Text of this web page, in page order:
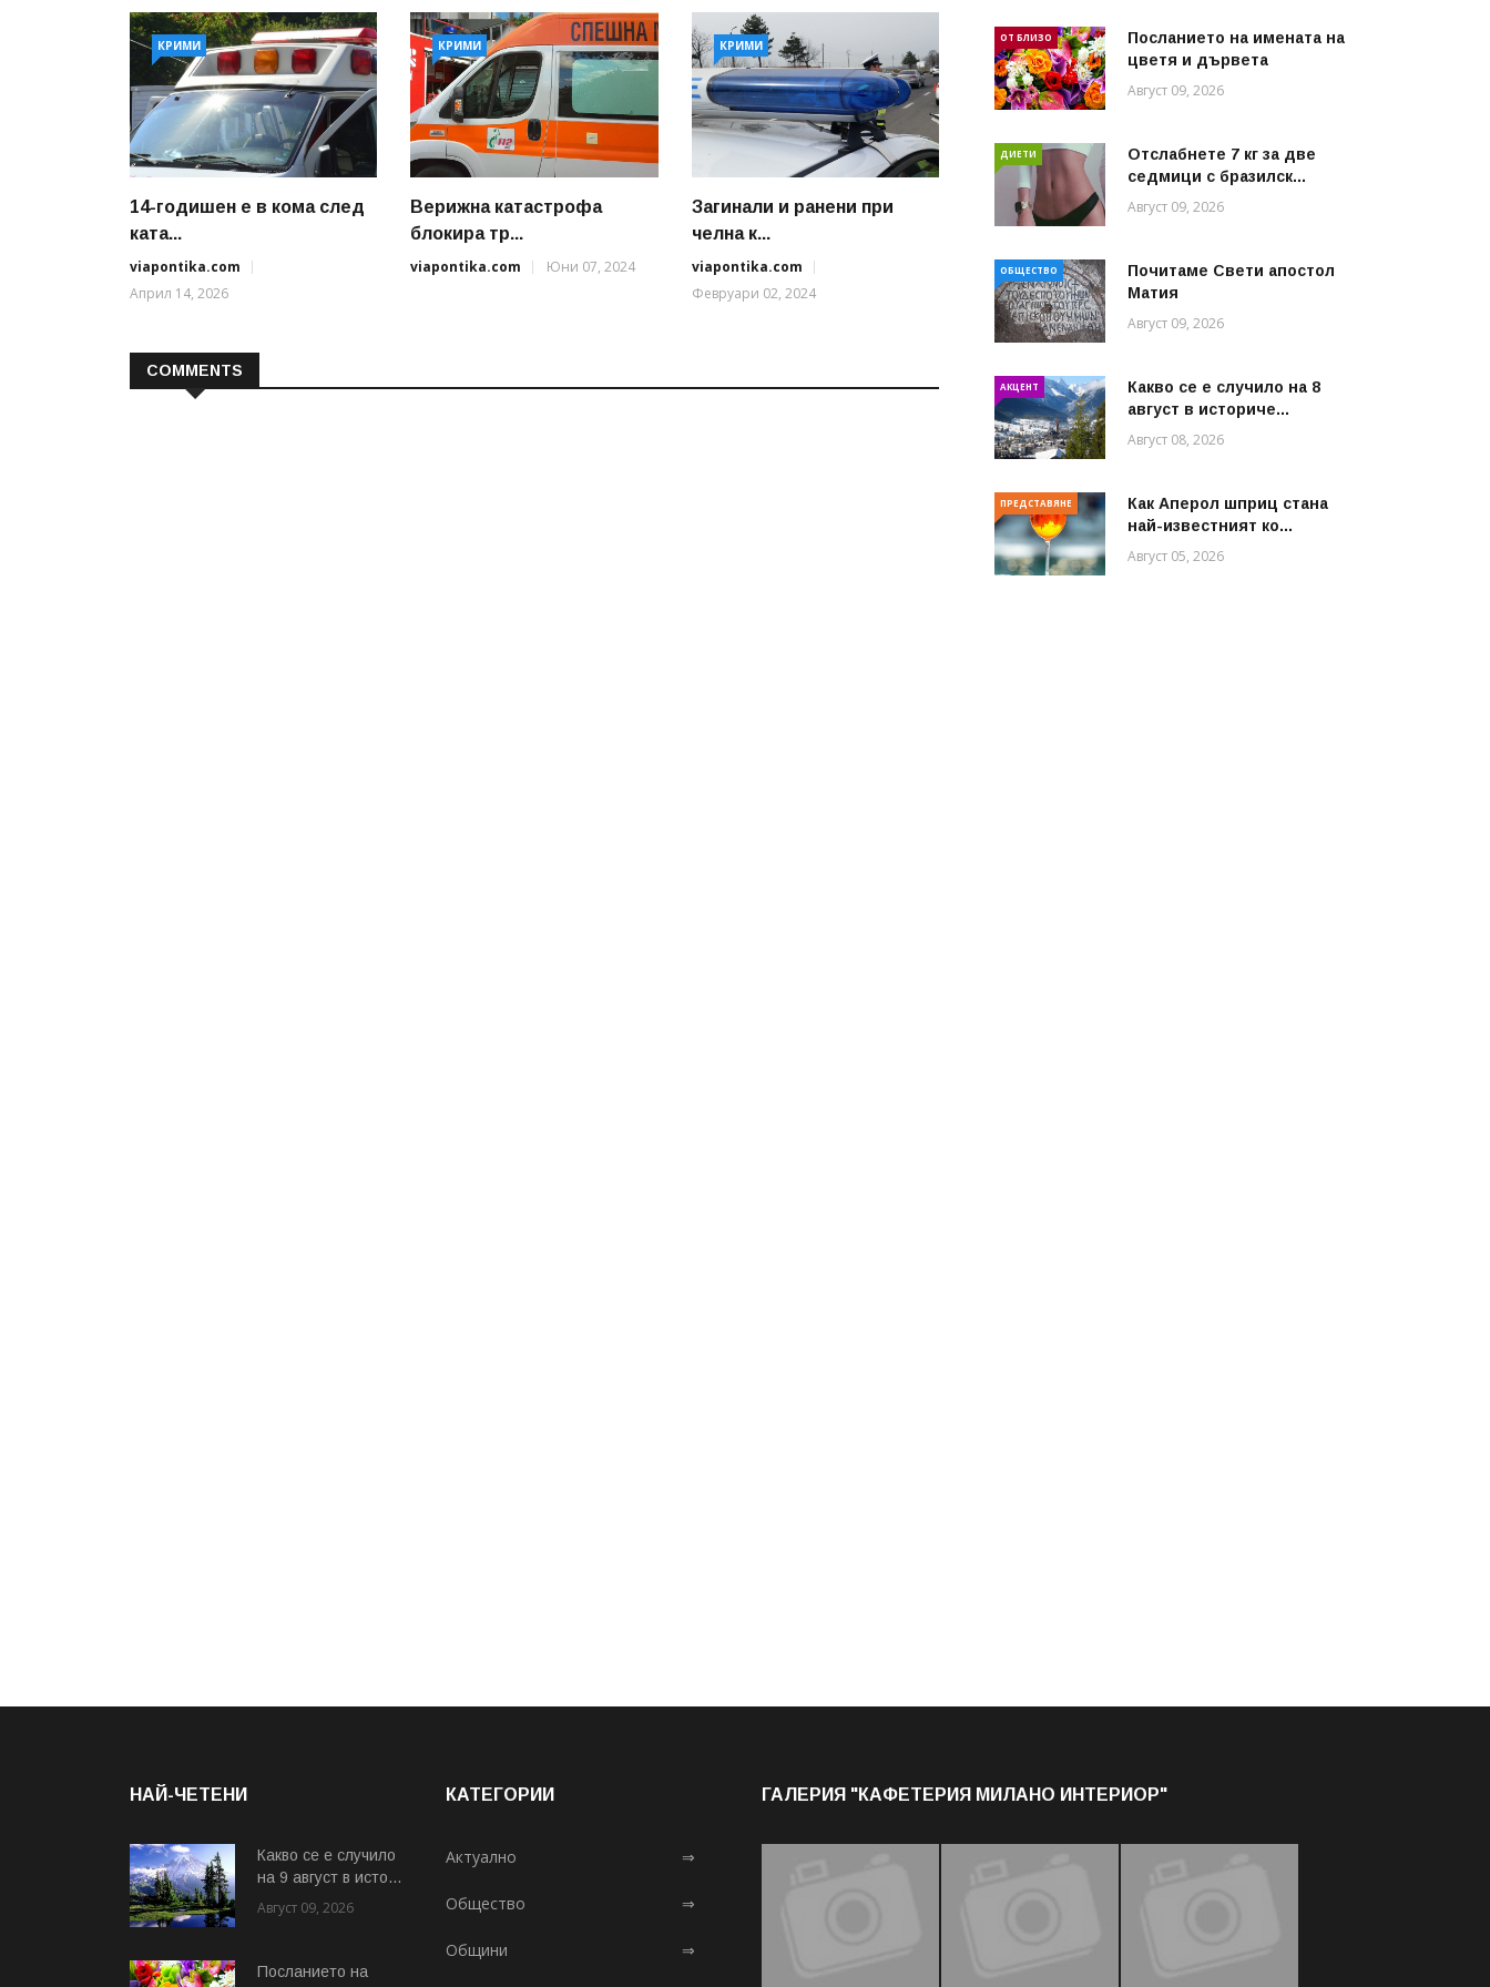
КРИМИ
14-годишен е в кома след
ката...
viapontika.com
Април 14, 2026
КРИМИ
Верижна катастрофа
блокира тр...
viapontika.com
Юни 07, 2024
КРИМИ
Загинали и ранени при
челна к...
viapontika.com
Февруари 02, 2024
COMMENTS
ОТ БЛИЗО
Посланието на имената на
цветя и дървета
Август 09, 2026
ДИЕТИ
Отслабнете 7 кг за две
седмици с бразилск...
Август 09, 2026
ОБЩЕСТВО
Почитаме Свети апостол
Матия
Август 09, 2026
АКЦЕНТ
Какво се е случило на 8
август в историче...
Август 08, 2026
ПРЕДСТАВЯНЕ
Как Аперол шприц стана
най-известният ко...
Август 05, 2026
НАЙ-ЧЕТЕНИ
Какво се е случило
на 9 август в исто...
Август 09, 2026
Посланието на
КАТЕГОРИИ
Актуално ⇒
Общество ⇒
Общини ⇒
ГАЛЕРИЯ "КАФЕТЕРИЯ МИЛАНО ИНТЕРИОР"